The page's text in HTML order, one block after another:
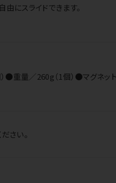
にスライドできます。
●重量／260g（1個）●マグネ
さい。